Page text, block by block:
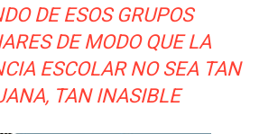
DE ESOS GRUPOS
DE MODO QUE LA
ESCOLAR NO SEA TAN
TAN INASIBLE